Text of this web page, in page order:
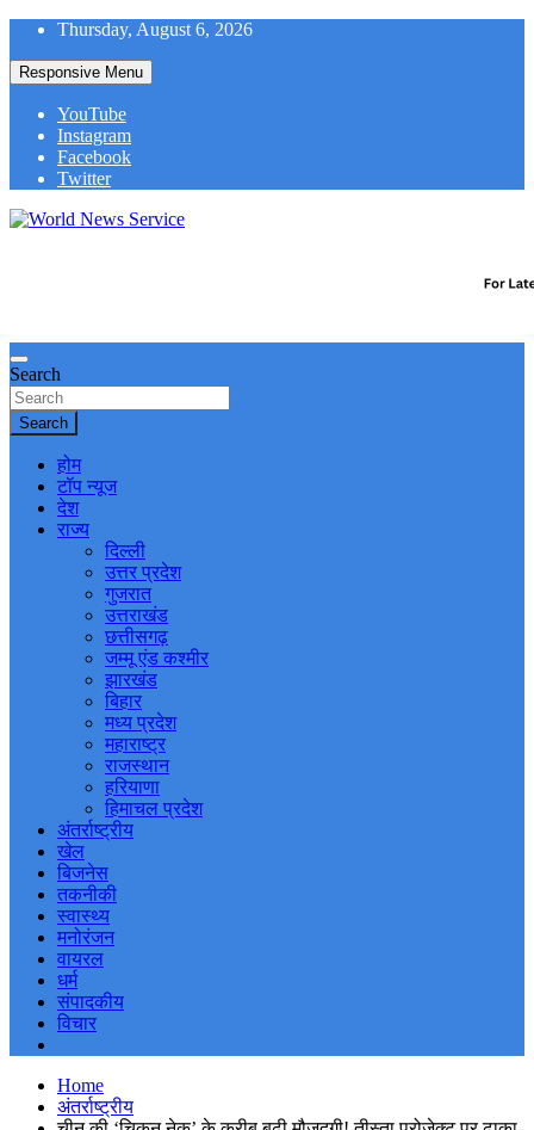
Skip
content
Thursday, August 6, 2026
Responsive Menu
YouTube
Instagram
Facebook
Twitter
Search
Search
होम
टॉप न्यूज
देश
राज्य
दिल्ली
उत्तर प्रदेश
गुजरात
उत्तराखंड
छत्तीसगढ़
जम्मू एंड कश्मीर
झारखंड
बिहार
मध्य प्रदेश
महाराष्ट्र
राजस्थान
हरियाणा
हिमाचल प्रदेश
अंतर्राष्ट्रीय
खेल
बिजनेस
तकनीकी
स्वास्थ्य
मनोरंजन
वायरल
धर्म
संपादकीय
विचार
Home
अंतर्राष्ट्रीय